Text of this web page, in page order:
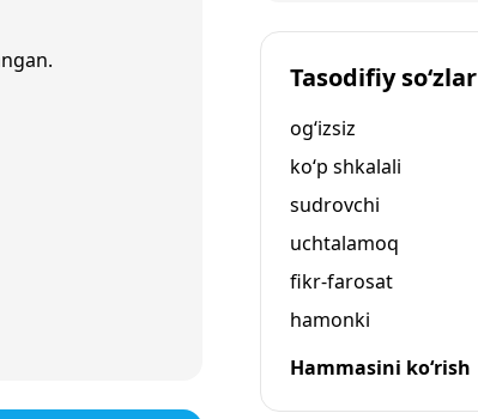
Tasodifiy so‘zlar
og‘izsiz
ko‘p shkalali
sudrovchi
uchtalamoq
fikr-farosat
hamonki
Hammasini ko‘rish